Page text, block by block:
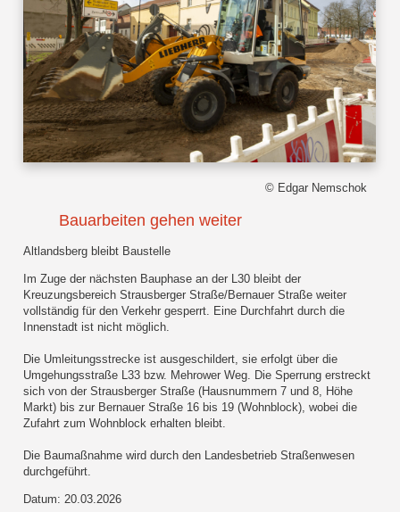
© Edgar Nemschok
Bauarbeiten gehen weiter
Altlandsberg bleibt Baustelle
Im Zuge der nächsten Bauphase an der L30 bleibt der
Kreuzungsbereich Strausberger Straße/Bernauer Straße weiter
vollständig für den Verkehr gesperrt. Eine Durchfahrt durch die
Innenstadt ist nicht möglich.
Die Umleitungsstrecke ist ausgeschildert, sie erfolgt über die
Umgehungsstraße L33 bzw. Mehrower Weg. Die Sperrung erstreckt
sich von der Strausberger Straße (Hausnummern 7 und 8, Höhe
Markt) bis zur Bernauer Straße 16 bis 19 (Wohnblock), wobei die
Zufahrt zum Wohnblock erhalten bleibt.
Die Baumaßnahme wird durch den Landesbetrieb Straßenwesen
durchgeführt.
Datum: 20.03.2026